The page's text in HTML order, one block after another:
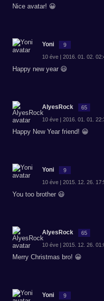
Nice avatar! 😀
Yoni 9
10 éve | 2016. 01. 02.
Happy new year 😃
AlyesRock 65
10 éve | 2016. 01. 01.
Happy New Year friend! 😀
Yoni 9
10 éve | 2015. 12. 26.
You too brother 😃
AlyesRock 65
10 éve | 2015. 12. 26.
Merry Christmas bro! 😀
Yoni 9